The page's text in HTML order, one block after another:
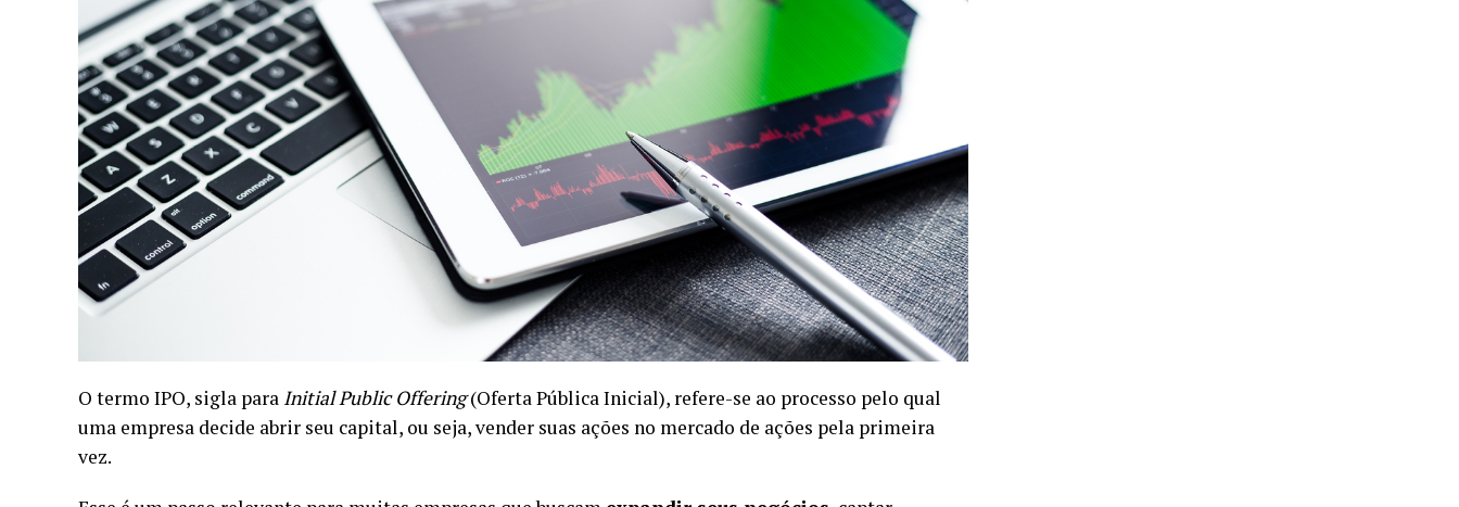
O termo IPO, sigla para Initial Public Offering(Oferta Pública Inicial), refere-se ao processo pelo qual
uma empresa decide abrir seu capital, ou seja, vender suas ações no mercado de ações pela primeira
vez.